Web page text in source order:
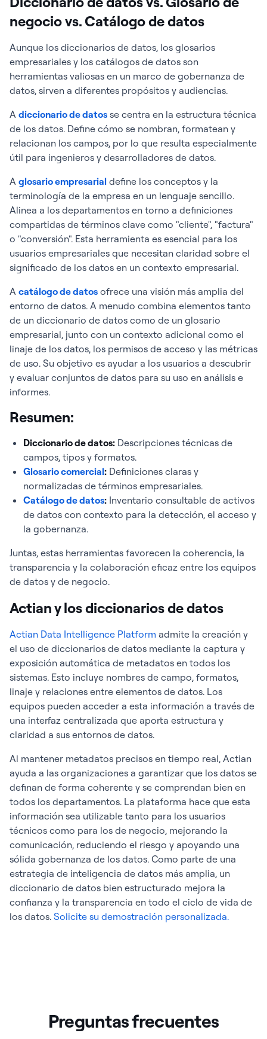
negocio vs. Catálogo de datos
Aunque los diccionarios de datos, los glosarios
empresariales y los catálogos de datos son
herramientas valiosas en un marco de gobernanza de
datos, sirven a diferentes propósitos y audiencias.
A diccionario de datos se centra en la estructura técnica
de los datos. Define cómo se nombran, formatean y
relacionan los campos, por lo que resulta especialmente
útil para ingenieros y desarrolladores de datos.
A glosario empresarial define los conceptos y la
terminología de la empresa en un lenguaje sencillo.
Alinea a los departamentos en torno a definiciones
compartidas de términos clave como "cliente", "factura"
o "conversión". Esta herramienta es esencial para los
usuarios empresariales que necesitan claridad sobre el
significado de los datos en un contexto empresarial.
A catálogo de datos ofrece una visión más amplia del
entorno de datos. A menudo combina elementos tanto
de un diccionario de datos como de un glosario
empresarial, junto con un contexto adicional como el
linaje de los datos, los permisos de acceso y las métricas
de uso. Su objetivo es ayudar a los usuarios a descubrir
y evaluar conjuntos de datos para su uso en análisis e
informes.
Resumen:
Diccionario de datos: Descripciones técnicas de
campos, tipos y formatos.
Glosario comercial: Definiciones claras y
normalizadas de términos empresariales.
Catálogo de datos: Inventario consultable de activos
de datos con contexto para la detección, el acceso y
la gobernanza.
Juntas, estas herramientas favorecen la coherencia, la
transparencia y la colaboración eficaz entre los equipos
de datos y de negocio.
Actian y los diccionarios de datos
Actian Data Intelligence Platform admite la creación y
el uso de diccionarios de datos mediante la captura y
exposición automática de metadatos en todos los
sistemas. Esto incluye nombres de campo, formatos,
linaje y relaciones entre elementos de datos. Los
equipos pueden acceder a esta información a través de
una interfaz centralizada que aporta estructura y
claridad a sus entornos de datos.
Al mantener metadatos precisos en tiempo real, Actian
ayuda a las organizaciones a garantizar que los datos se
definan de forma coherente y se comprendan bien en
todos los departamentos. La plataforma hace que esta
información sea utilizable tanto para los usuarios
técnicos como para los de negocio, mejorando la
comunicación, reduciendo el riesgo y apoyando una
sólida gobernanza de los datos. Como parte de una
estrategia de inteligencia de datos más amplia, un
diccionario de datos bien estructurado mejora la
confianza y la transparencia en todo el ciclo de vida de
los datos. Solicite su demostración personalizada.
Preguntas frecuentes